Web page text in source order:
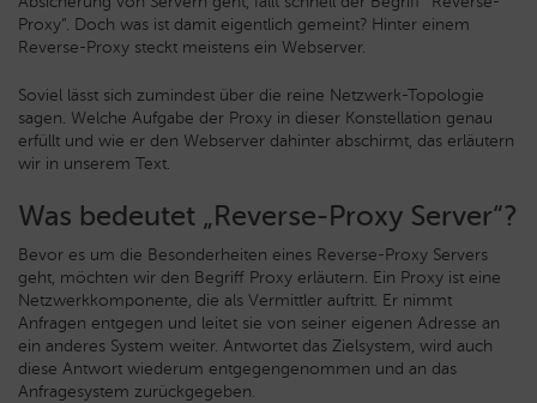
Proxy”. Doch was ist damit eigentlich gemeint? Hinter einem
Reverse-Proxy steckt meistens ein Webserver.
Soviel lässt sich zumindest über die reine Netzwerk-Topologie
sagen. Welche Aufgabe der Proxy in dieser Konstellation genau
erfüllt und wie er den Webserver dahinter abschirmt, das erläutern
wir in unserem Text.
Was bedeutet „Reverse-Proxy Server“?
Bevor es um die Besonderheiten eines Reverse-Proxy Servers
geht, möchten wir den Begriff Proxy erläutern. Ein Proxy ist eine
Netzwerkkomponente, die als Vermittler auftritt. Er nimmt
Anfragen entgegen und leitet sie von seiner eigenen Adresse an
ein anderes System weiter. Antwortet das Zielsystem, wird auch
diese Antwort wiederum entgegengenommen und an das
Anfragesystem zurückgegeben.